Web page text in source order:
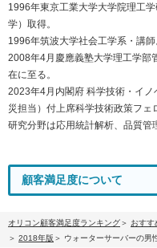
1996年東京工業大学大学院理工
学）取得。
1996年筑波大学社会工学系・講師
2008年4月慶應義塾大学理工学部
在に至る。
2023年4月内閣府 科学技術・イ
災担当）付上席科学技術政策フェ
研究分野は応用統計解析、品質管
顧客満足度について
オリコン顧客満足度ランキング
おすす
2018年版
ウォーターサーバーの男